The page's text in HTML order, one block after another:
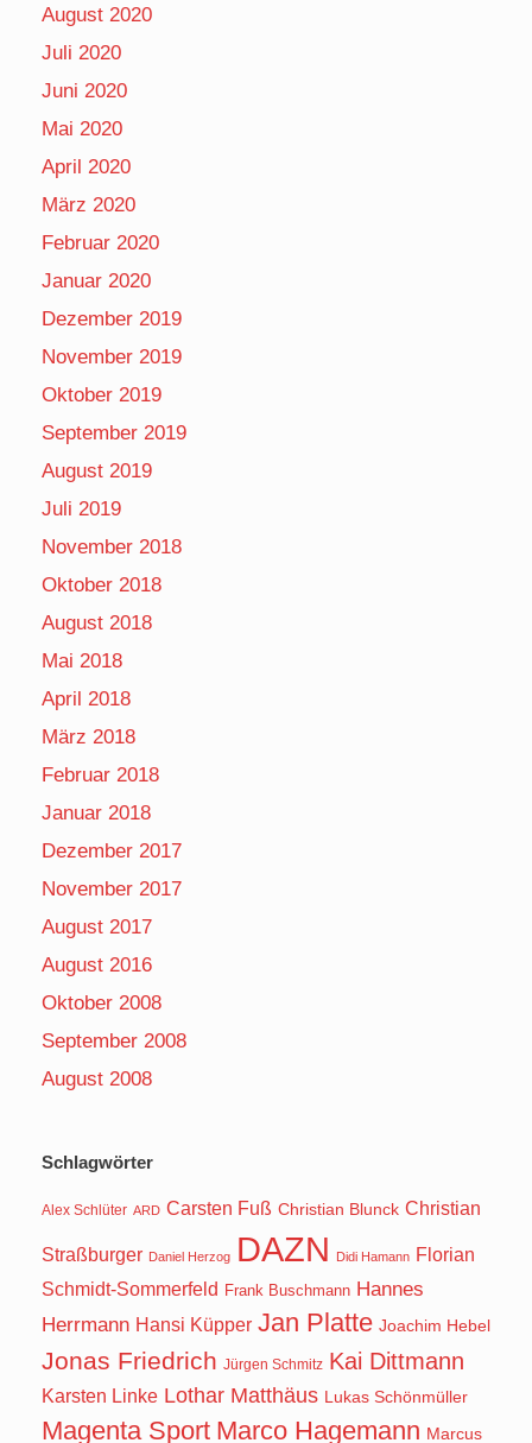
August 2020
Juli 2020
Juni 2020
Mai 2020
April 2020
März 2020
Februar 2020
Januar 2020
Dezember 2019
November 2019
Oktober 2019
September 2019
August 2019
Juli 2019
November 2018
Oktober 2018
August 2018
Mai 2018
April 2018
März 2018
Februar 2018
Januar 2018
Dezember 2017
November 2017
August 2017
August 2016
Oktober 2008
September 2008
August 2008
Schlagwörter
Alex Schlüter ARD Carsten Fuß Christian Blunck Christian
Straßburger Daniel Herzog DAZN Didi Hamann Florian
Schmidt-Sommerfeld Frank Buschmann Hannes
Herrmann Hansi Küpper Jan Platte Joachim Hebel
Jonas Friedrich Jürgen Schmitz Kai Dittmann
Karsten Linke Lothar Matthäus Lukas Schönmüller
Magenta Sport Marco Hagemann Marcus